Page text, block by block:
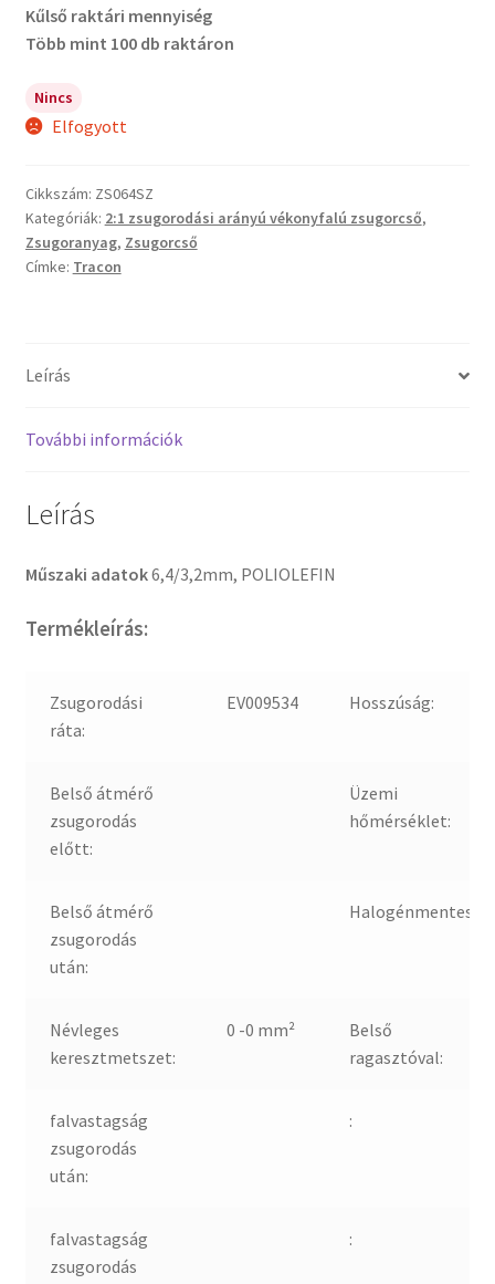
Kűlső raktári mennyiség
Több mint 100 db raktáron
Nincs
Elfogyott
Cikkszám: ZS064SZ
Kategóriák: 2:1 zsugorodási arányú vékonyfalú zsugorcső,
Zsugoranyag, Zsugorcső
Címke: Tracon
Leírás
További információk
Leírás
Műszaki adatok6,4/3,2mm, POLIOLEFIN
Termékleírás:
Zsugorodási
ráta:
EV009534 Hosszúság:
Belső átmérő
zsugorodás
előtt:
Üzemi
hőmérséklet:
Belső átmérő
zsugorodás
után:
Halogénmentes:
Névleges
keresztmetszet:
0 -0 mm²
Belső
ragasztóval:
falvastagság
zsugorodás
után:
:
falvastagság
zsugorodás
: